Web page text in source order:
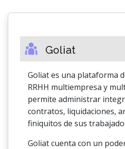
Goliat
Goliat es una plataforma
RRHH multiempresa y
permite administrar
contratos, liquidaciones,
finiquitos de sus
Goliat cuenta con un